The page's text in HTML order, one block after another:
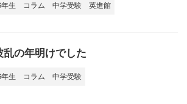
生 コラム 中学受験 英進館
乱の年明けでした
生 コラム 中学受験